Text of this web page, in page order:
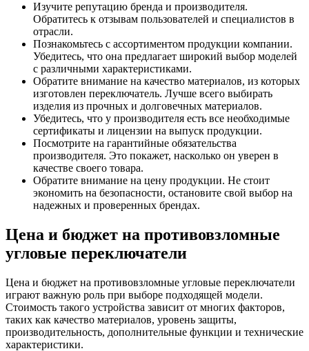
Изучите репутацию бренда и производителя.
Обратитесь к отзывам пользователей и специалистов в
отрасли.
Познакомьтесь с ассортиментом продукции компании.
Убедитесь, что она предлагает широкий выбор моделей
с различными характеристиками.
Обратите внимание на качество материалов, из которых
изготовлен переключатель. Лучше всего выбирать
изделия из прочных и долговечных материалов.
Убедитесь, что у производителя есть все необходимые
сертификаты и лицензии на выпуск продукции.
Посмотрите на гарантийные обязательства
производителя. Это покажет, насколько он уверен в
качестве своего товара.
Обратите внимание на цену продукции. Не стоит
экономить на безопасности, остановите свой выбор на
надежных и проверенных брендах.
Цена и бюджет на противовзломные
угловые переключатели
Цена и бюджет на противовзломные угловые переключатели
играют важную роль при выборе подходящей модели.
Стоимость такого устройства зависит от многих факторов,
таких как качество материалов, уровень защиты,
производительность, дополнительные функции и технические
характеристики.